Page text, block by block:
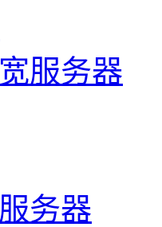
服务器
务器